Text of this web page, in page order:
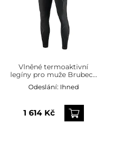
Vlněné termoaktivní
legíny pro muže Brubeck
Extreme Merino - Černé
Odeslání: Ihned
1 614 Kč